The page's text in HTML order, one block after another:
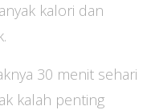
kalori dan
30 menit sehari
kalah penting